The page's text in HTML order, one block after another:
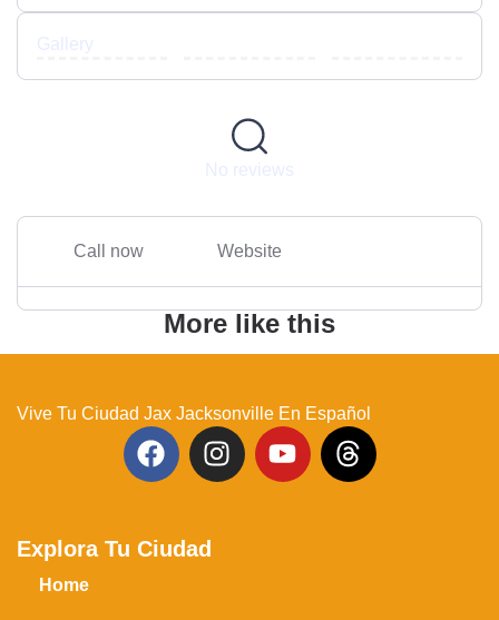
Gallery
No reviews
Call now Website
More like this
Vive Tu Ciudad Jax Jacksonville En Español
Explora Tu Ciudad
Home